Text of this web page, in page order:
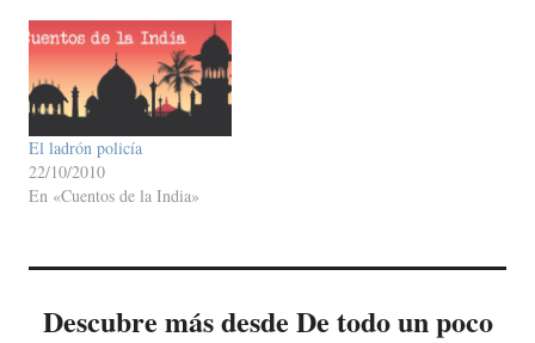
El ladrón policía
22/10/2010
En «Cuentos de la India»
Descubre más desde De todo un poco